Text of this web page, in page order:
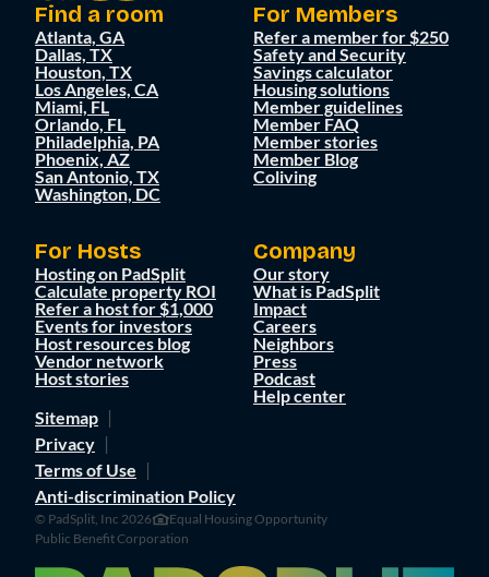
Find a room
Atlanta, GA
Dallas, TX
Houston, TX
Los Angeles, CA
Miami, FL
Orlando, FL
Philadelphia, PA
Phoenix, AZ
San Antonio, TX
Washington, DC
For Members
Refer a member for $250
Safety and Security
Savings calculator
Housing solutions
Member guidelines
Member FAQ
Member stories
Member Blog
Coliving
For Hosts
Hosting on PadSplit
Calculate property ROI
Refer a host for $1,000
Events for investors
Host resources blog
Vendor network
Host stories
Company
Our story
What is PadSplit
Impact
Careers
Neighbors
Press
Podcast
Help center
Sitemap
Privacy
Terms of Use
Anti-discrimination Policy
© PadSplit, Inc 2026
Equal Housing Opportunity
Public Benefit Corporation